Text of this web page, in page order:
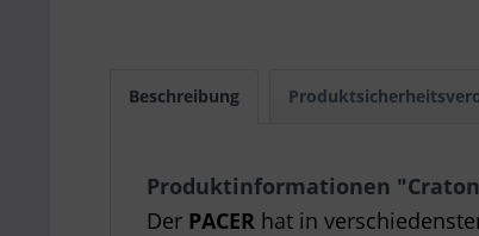
Beschreibung
Produktinformationen
Der PACER hat in